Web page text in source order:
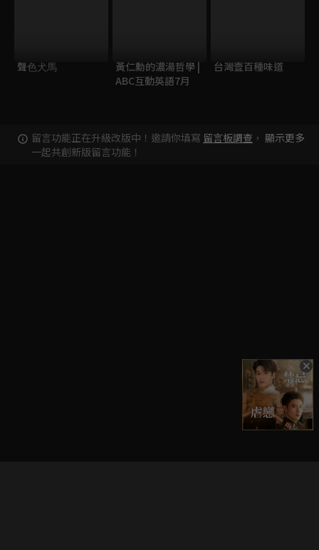
聲⾊⽝⾺
黃仁勳的濃湯哲學 |
ABC互動英語7月
台灣壹百種味道
留言功能正在升級改版中！邀請你填寫 留言板調查 ，
一起共創新版留言功能！
顯示更多